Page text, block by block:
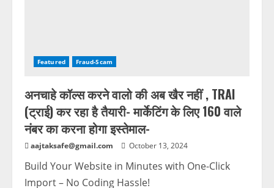
Featured Fraud-Scam
अनचाहे कॉल्स करने वालो की अब खैर नहीं , TRAI
(ट्राई) कर रहा है तैयारी- मार्केटिंग के लिए 160 वाले
नंबर का करना होगा इस्तेमाल-
aajtaksafe@gmail.com October 13, 2024
Build Your Website in Minutes with One-Click
Import – No Coding Hassle!